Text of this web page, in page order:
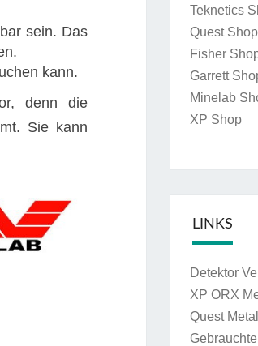
sein. Das
kann.
denn die
Sie kann
Teknetics
Quest Shop
Fisher
Garrett
Minelab
XP Shop
LINKS
Detektor
XP ORX
Quest